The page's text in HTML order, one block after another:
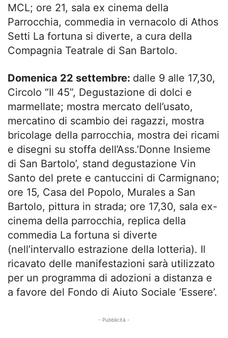
MCL; ore 21, sala ex cinema della
Parrocchia, commedia in vernacolo di Athos
Setti La fortuna si diverte, a cura della
Compagnia Teatrale di San Bartolo.
Domenica 22 settembre: dalle 9 alle 17,30,
Circolo “Il 45”, Degustazione di dolci e
marmellate; mostra mercato dell’usato,
mercatino di scambio dei ragazzi, mostra
bricolage della parrocchia, mostra dei ricami
e disegni su stoffa dell’Ass.’Donne Insieme
di San Bartolo’, stand degustazione Vin
Santo del prete e cantuccini di Carmignano;
ore 15, Casa del Popolo, Murales a San
Bartolo, pittura in strada; ore 17,30, sala ex-
cinema della parrocchia, replica della
commedia La fortuna si diverte
(nell’intervallo estrazione della lotteria). Il
ricavato delle manifestazioni sarà utilizzato
per un programma di adozioni a distanza e
a favore del Fondo di Aiuto Sociale ‘Essere’.
- Pubblicità -